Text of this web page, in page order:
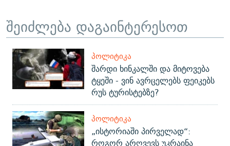
შეიძლება დაგაინტერესოთ
ᲞᲝᲚᲘᲢᲘᲙᲐ
შარდი ხინკალში და მიტოვება
ტყეში - ვინ ავრცელებს ფეიკებს
რუს ტურისტებზე?
ᲞᲝᲚᲘᲢᲘᲙᲐ
„ისტორიაში პირველად“:
როგორ არღვევს უკრაინა